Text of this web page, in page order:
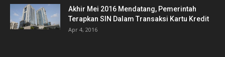
Akhir Mei 2016 Mendatang, Pemerintah
Terapkan SIN Dalam Transaksi Kartu Kredit
Apr 4, 2016